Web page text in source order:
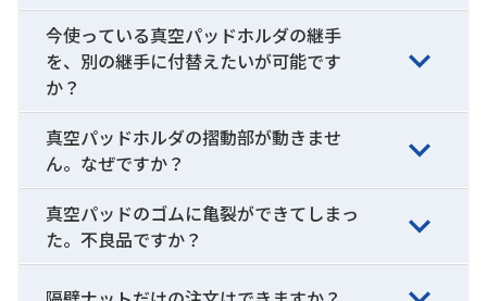
今使っている真空パッドホルダの継手
を、別の継手に付替えたいが可能です
か？
真空パッドホルダの摺動部が動きませ
ん。なぜですか？
真空パッドのゴムに亀裂ができてしまっ
た。不良品ですか？